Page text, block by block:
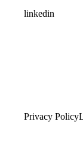
linkedin
Privacy Policy